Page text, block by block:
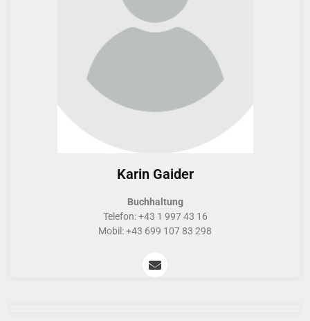
Karin Gaider
Buchhaltung
Telefon: +43 1 997 43 16
Mobil: +43 699 107 83 298